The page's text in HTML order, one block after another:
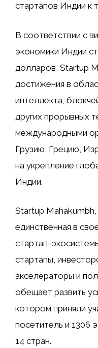
стартапов Индии к
В соответствии с
экономики Индии
долларов, Startup
достижения в
интеллекта,
других прорывных
международными
Грузию, Грецию,
на укрепление
Индии.
Startup Mahakumbh,
единственная в
стартап-
стартапы,
акселераторы и
обещает развить
котором приняли
посетитель и 1306
14 стран.